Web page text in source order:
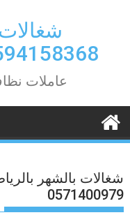
0581440346
عاملات نظافة
شغالات بالشهر
0571400979